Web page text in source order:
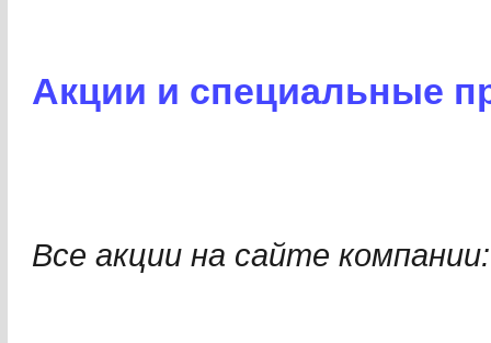
Акции и специальные
Все акции на сайте